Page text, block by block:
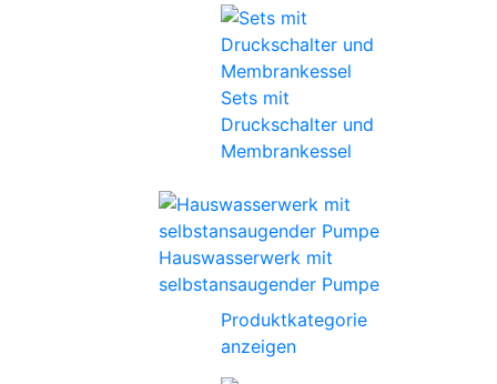
Sets mit
Druckschalter und
Membrankessel
Hauswasserwerk mit
selbstansaugender Pumpe
Produktkategorie
anzeigen